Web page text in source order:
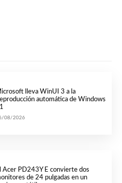
lleva WinUI 3 a la
automática de Windows
08/2026
Acer PD243Y E convierte dos
de 24 pulgadas en un